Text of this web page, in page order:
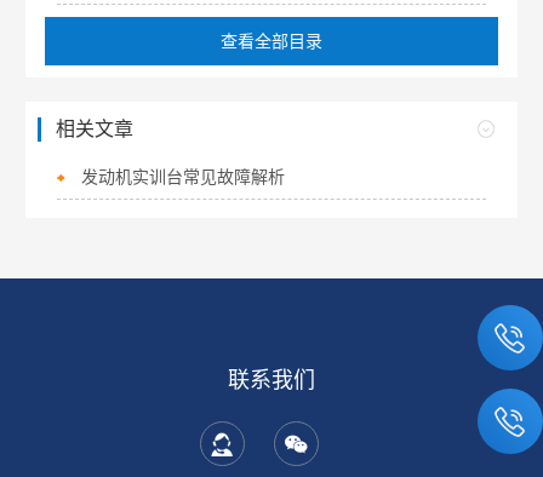
查看全部目录
相关文章
发动机实训台常见故障解析
联系我们